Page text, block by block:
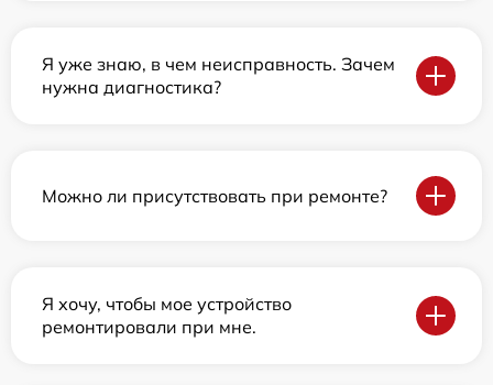
Я уже знаю, в чем неисправность. Зачем
нужна диагностика?
Можно ли присутствовать при ремонте?
Я хочу, чтобы мое устройство
ремонтировали при мне.